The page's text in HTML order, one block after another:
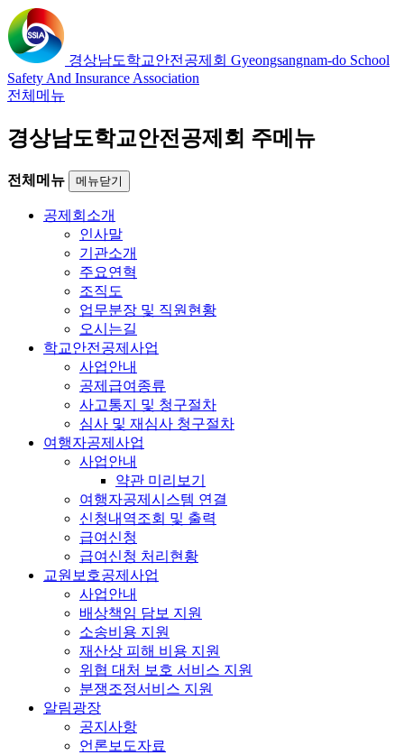
경상남도학교안전공제회 Gyeongsangnam-do School
Safety And Insurance Association
전체메뉴
경상남도학교안전공제회 주메뉴
전체메뉴 메뉴닫기
공제회소개
인사말
기관소개
주요연혁
조직도
업무분장 및 직원현황
오시는길
학교안전공제사업
사업안내
공제급여종류
사고통지 및 청구절차
심사 및 재심사 청구절차
여행자공제사업
사업안내
약관 미리보기
여행자공제시스템 연결
신청내역조회 및 출력
급여신청
급여신청 처리현황
교원보호공제사업
사업안내
배상책임 담보 지원
소송비용 지원
재산상 피해 비용 지원
위협 대처 보호 서비스 지원
분쟁조정서비스 지원
알림광장
공지사항
언론보도자료